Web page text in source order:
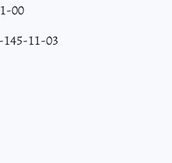
00
11-03